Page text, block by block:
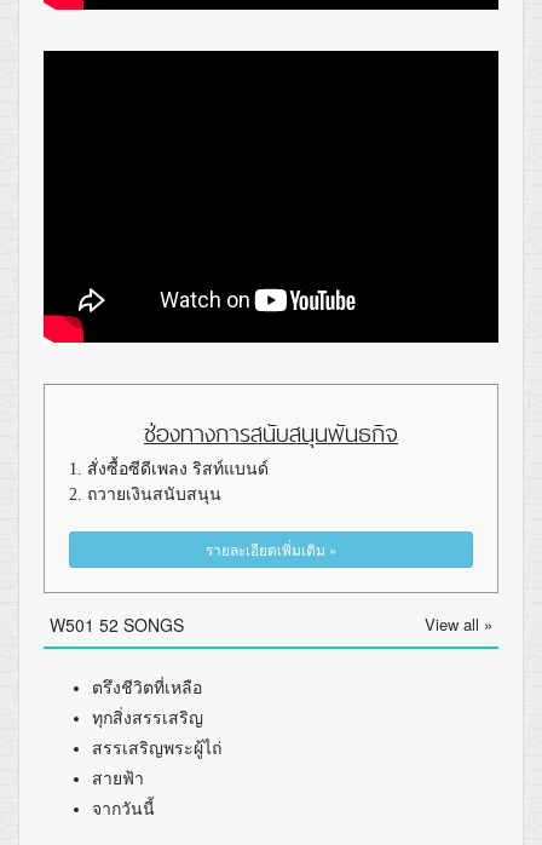
ช่องทางการสนับสนุนพันธกิจ
1. สั่งซื้อซีดีเพลง ริสท์แบนด์
2. ถวายเงินสนับสนุน
รายละเอียดเพิ่มเติม »
W501 52 SONGS View all »
ตรึงชีวิตที่เหลือ
ทุกสิ่งสรรเสริญ
สรรเสริญพระผู้ไถ่
สายฟ้า
จากวันนี้